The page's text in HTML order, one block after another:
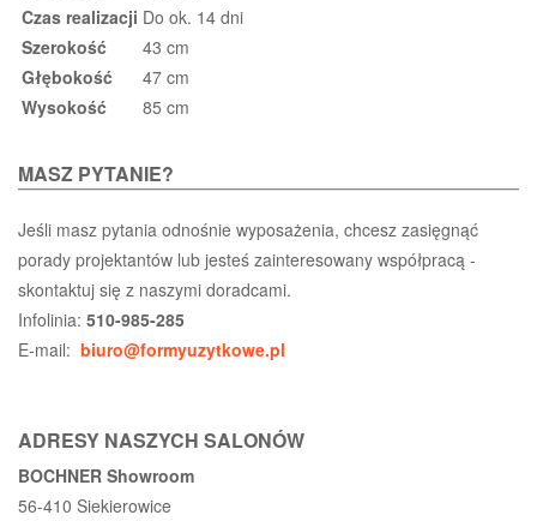
Czas realizacji Do ok. 14 dni
Szerokość
43 cm
Głębokość
47 cm
Wysokość
85 cm
MASZ PYTANIE?
Jeśli masz pytania odnośnie wyposażenia, chcesz zasięgnąć
porady projektantów lub jesteś zainteresowany współpracą -
skontaktuj się z naszymi doradcami.
Infolinia: 510-985-285
E-mail: biuro@formyuzytkowe.pl
ADRESY NASZYCH SALONÓW
BOCHNER Showroom
56-410 Siekierowice